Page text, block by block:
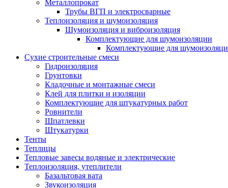
Металлопрокат
Трубы ВГП и электросварные
Теплоизоляция и шумоизоляция
Шумоизоляция и виброизоляция
Комплектующие для шумоизоляции
Комплектующие для
Сухие строительные смеси
Гидроизоляция
Грунтовки
Кладочные и монтажные смеси
Клей для плитки и изоляции
Комплектующие для штукатурных работ
Ровнители
Шпатлевки
Штукатурки
Тенты
Теплицы
Тепловые завесы водяные и электрические
Теплоизоляция, утеплители
Базальтовая вата
Звукоизоляция